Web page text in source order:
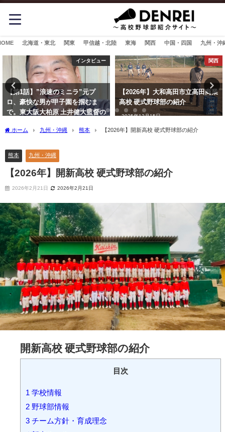
北海道・東北 関東 甲信越・北陸 東海 関西 中国・四国 九州・沖
インタビュー
【第1話】”浪速のミニラ”元プ
ロ、豪快な男が甲子園を掴むま
で。東大阪大柏原 土井健大監督の
関西
【2026年】大和高田市立高田商業
高校 硬式野球部の紹介
2025年12月15日
ホーム 九州・沖縄 熊本 【2026年】開新高校 硬式野球部の紹介
熊本 九州・沖縄
【2026年】開新高校 硬式野球部の紹介
2026年2月21日 2026年2月21日
開新高校 硬式野球部の紹介
目次
1 学校情報
2 野球部情報
3 チーム方針・育成理念